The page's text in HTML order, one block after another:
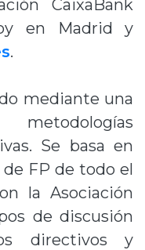
CaixaBank
en Madrid y
.
mediante una
Se basa en
FP de todo el
la Asociación
de discusión
directivos y